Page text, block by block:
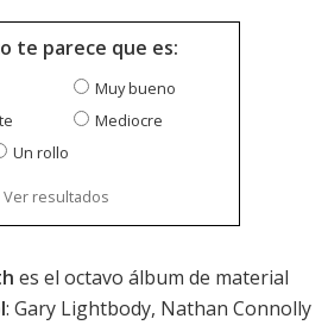
te parece que es:
Muy bueno
Mediocre
Un rollo
Ver resultados
es el octavo álbum de material
: Gary Lightbody, Nathan Connolly